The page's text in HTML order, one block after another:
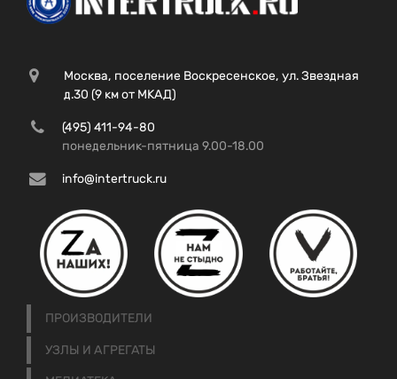
Москва, поселение Воскресенское, ул. Звездная
д.30 (9 км от МКАД)
(495) 411-94-80
понедельник-пятница 9.00-18.00
info@intertruck.ru
ПРОИЗВОДИТЕЛИ
УЗЛЫ И АГРЕГАТЫ